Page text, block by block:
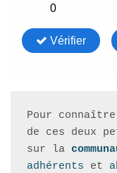
Pour
de ces deux
sur la
adhérents et